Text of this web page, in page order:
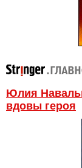
Юлия
вдовы героя